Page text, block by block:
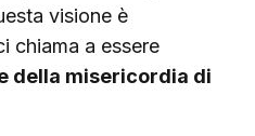
visione è
chiama a essere
della misericordia di